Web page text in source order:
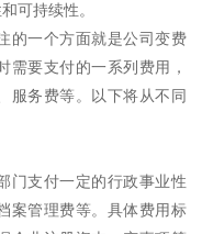
可持续性。
的一个方面就是公司变费
需要支付的一系列费用，
服务费等。以下将从不同
门支付一定的行政事业性
案管理费等。具体费用标